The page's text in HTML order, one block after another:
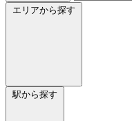
エリアから探す
駅から探す